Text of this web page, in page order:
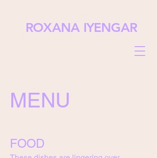
ROXANA IYENGAR
MENU
FOOD